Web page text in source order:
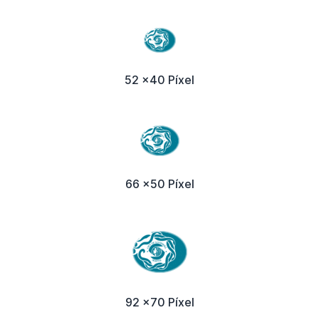
52 x40 Píxel
66 x50 Píxel
92 x70 Píxel